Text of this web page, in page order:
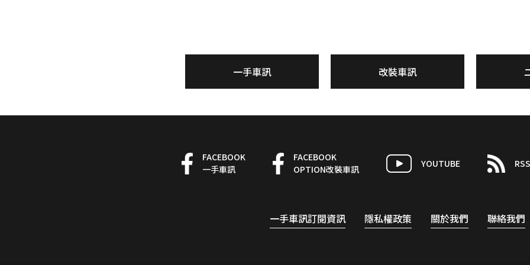
一手車訊 改裝車訊
FACEBOOK
一手車訊
FACEBOOK
OPTION改裝車訊
YOUTUBE RSS
一手車訊訂閱資訊 隱私權政策 關於我們 聯絡我們